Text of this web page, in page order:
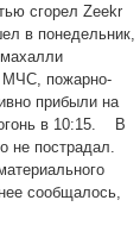
сгорел Zeekr
в понедельник,
МЧС, пожарно-
прибыли на
в 10:15. В
не пострадал.
сообщалось,